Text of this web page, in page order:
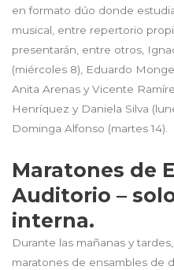
en formato dúo donde
musical, entre repertorio
presentarán, entre otros,
(miércoles 8), Eduardo
Anita Arenas y Vicente
Henríquez y Daniela Silva
Dominga Alfonso (martes 14).
Maratones de
Auditorio –
interna.
Durante las mañanas y
maratones de ensambles de